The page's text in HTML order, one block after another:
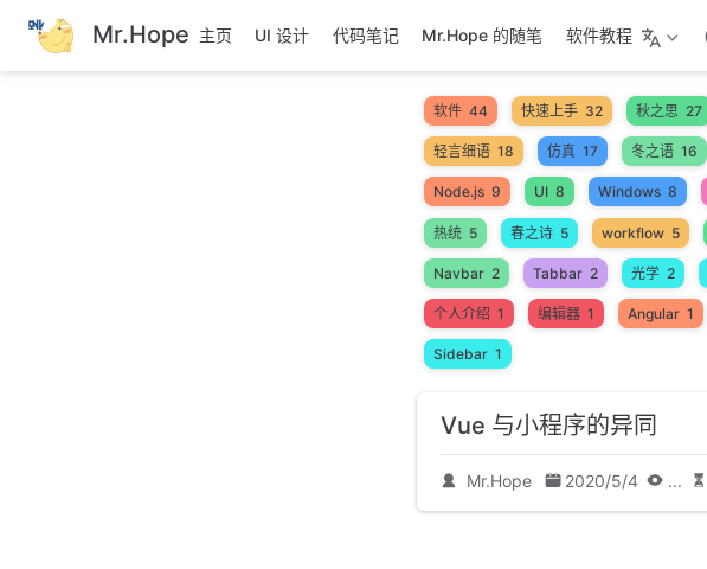
跳
至
主
Mr.Hope 主页 UI 设计 代码笔记 Mr.Hope 的随笔 软件教程
软件 44 快速上手 32 秋之思 27
轻言细语 18 仿真 17 冬之语 16
Node.js 9 UI 8 Windows 8
热统 5 春之诗 5 workflow 5
Navbar 2 Tabbar 2 光学 2
个人介绍 1 编辑器 1 Angular 1
Sidebar 1
Vue 与小程序的异同
Mr.Hope 2020/5/4 ...